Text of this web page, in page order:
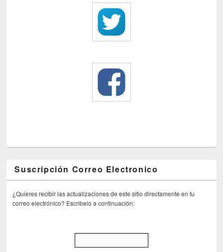
Suscripción Correo Electronico
¿Quieres recibir las actualizaciones de este sitio directamente en tu
correo electrónico? Escribelo a continuación: